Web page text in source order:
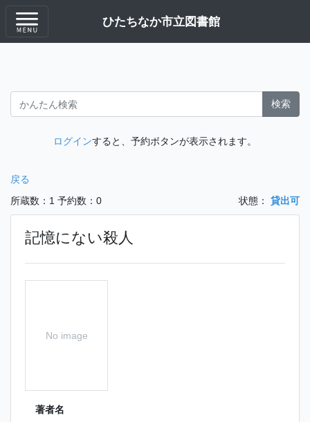
ひたちなか市立図書館
検索
ログインすると、予約ボタンが表示されます。
戻る
所蔵数：1 予約数：0 状態： 貸出可
記憶にない殺人
No image
著者名